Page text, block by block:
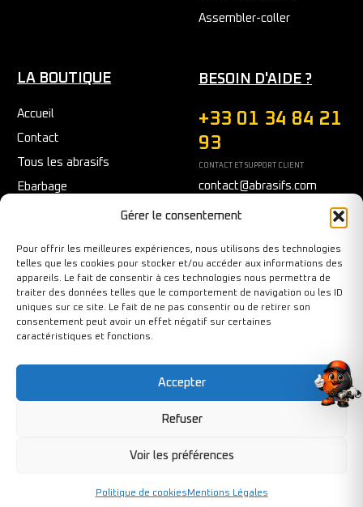
Gérer le consentement
Pour offrir les meilleures expériences, nous utilisons des technologies
telles que les cookies pour stocker et/ou accéder aux informations des
appareils. Le fait de consentir à ces technologies nous permettra de
traiter des données telles que le comportement de navigation ou les ID
uniques sur ce site. Le fait de ne pas consentir ou de retirer son
consentement peut avoir un effet négatif sur certaines
caractéristiques et fonctions.
Accepter
Refuser
Voir les préférences
Politique de cookies Mentions Légales
Assembler-coller
LA BOUTIQUE
Accueil
Contact
Tous les abrasifs
Ebarbage
Nettoyage
Outils diamantés
Ponçage
Sécurité au travail
BESOIN D'AIDE ?
+33 01 34 84 21
93
CONTACT ET SUPPORT CLIENT
contact@abrasifs.com
Du Lundi au Vendredi
Copyright©BY-PIXCL 2026. Tous droits réservés.